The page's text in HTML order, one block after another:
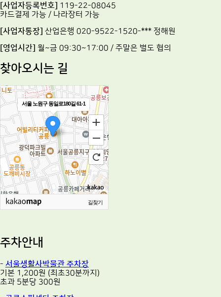
[사업자등록번호] 119-22-08045
카드결제 가능 / 나라장터 가능
[사업자통장] 산업은행 020-9522-1520-*** 정해원
[영업시간] 월~금 09:30~17:00 / 주말은 별도 협의
찾아오시는 길
서울 노원구 동일로180길 61-1
길찾기
주차안내
- 서울생활사박물관 주차장
기본 1,200원 (최초30분까지)
초과 5분당 300원